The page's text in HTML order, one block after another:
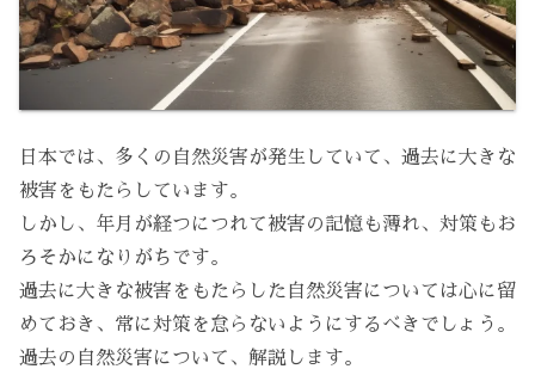
日本では、多くの自然災害が発生していて、過去に大きな
被害をもたらしています。
しかし、年月が経つにつれて被害の記憶も薄れ、対策もお
ろそかになりがちです。
過去に大きな被害をもたらした自然災害については心に留
めておき、常に対策を怠らないようにするべきでしょう。
過去の自然災害について、解説します。